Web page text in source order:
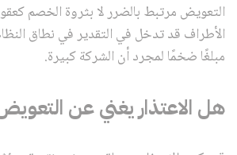
التعويض مرتبط بالضرر لا بثروة الخصم
الأطراف قد تدخل في التقدير في نطاق
مبلغًا ضخمًا لمجرد أن الشركة كبيرة.
هل الاعتذار يغني عن